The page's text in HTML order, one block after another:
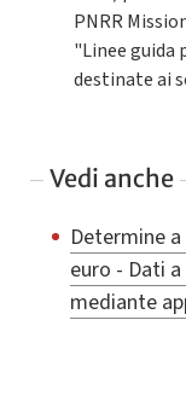
PNRR
"Linee guida
destinate ai
Vedi anche
Determine
euro - Dati
mediante